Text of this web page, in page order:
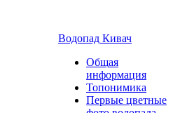
Водопад Кивач
Общая
информация
Топонимика
Первые цветные